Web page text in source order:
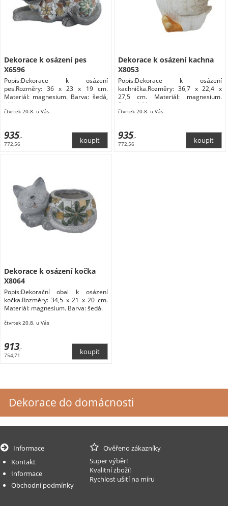
Dekorace k osázení pes
X6596
Popis:Dekorace k osázení
pes.Rozměry: 36 x 23 x 19 cm.
Materiál: magnesium. Barva: šedá,
bílá,
čtvrtek 20.8. u Vás
935,-
772,56
Dekorace k osázení kachna
X8053
Popis:Dekorace k osázení
kachnička.Rozměry: 36,7 x 22,4 x
27,5 cm. Materiál: magnesium.
Barva: bílá,
čtvrtek 20.8. u Vás
935,-
772,56
Dekorace k osázení kočka
X8064
Popis:Dekorační obal k osázení
kočka.Rozměry: 34,5 x 21 x 20 cm.
Materiál: magnesium. Barva: šedá.
čtvrtek 20.8. u Vás
913,-
754,71
Dekorace do domácnosti
Informace
Kontakt
Informace
Obchodní podmínky
Ověřeno zákazníky
Super výběr!
Kvalitní zboží!
Rychlost ušití na míru